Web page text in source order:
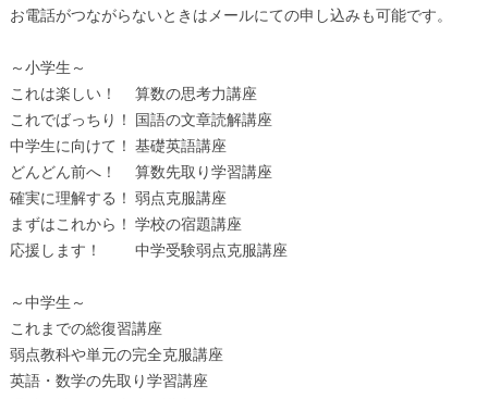
お電話がつながらないときはメールにての申し込みも可能です。
～小学生～
これは楽しい！ 算数の思考力講座
これでばっちり！ 国語の文章読解講座
中学生に向けて！ 基礎英語講座
どんどん前へ！ 算数先取り学習講座
確実に理解する！ 弱点克服講座
まずはこれから！ 学校の宿題講座
応援します！ 中学受験弱点克服講座
～中学生～
これまでの総復習講座
弱点教科や単元の完全克服講座
英語・数学の先取り学習講座